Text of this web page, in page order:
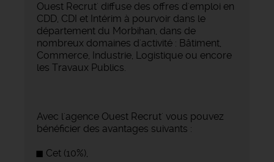
Ouest Recrut' diffuse des offres d'emploi en
CDD, CDI et Intérim à pourvoir dans le
département du Morbihan, dans de
nombreux domaines d'activité : Bâtiment,
Commerce, Industrie, Logistique ou encore
les Travaux Publics.
Avec l'agence Ouest Recrut' vous pouvez
bénéficier des avantages suivants :
Cet (10%),